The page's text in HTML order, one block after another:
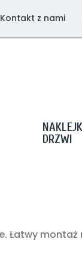
Kontakt z nami
DRZWI
Łatwy montaż